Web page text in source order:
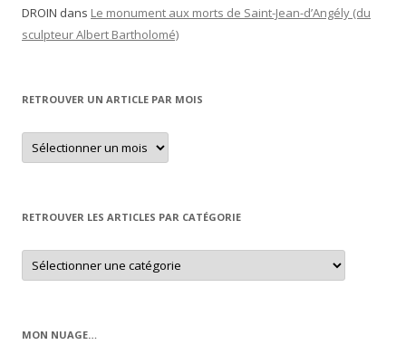
DROIN dans Le monument aux morts de Saint-Jean-d’Angély (du
sculpteur Albert Bartholomé)
RETROUVER UN ARTICLE PAR MOIS
Retrouver
un
article
RETROUVER LES ARTICLES PAR CATÉGORIE
Retrouver
les
articles
MON NUAGE…